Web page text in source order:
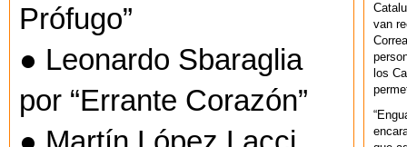
Prófugo”
● Leonardo Sbaraglia
por “Errante Corazón”
van
los